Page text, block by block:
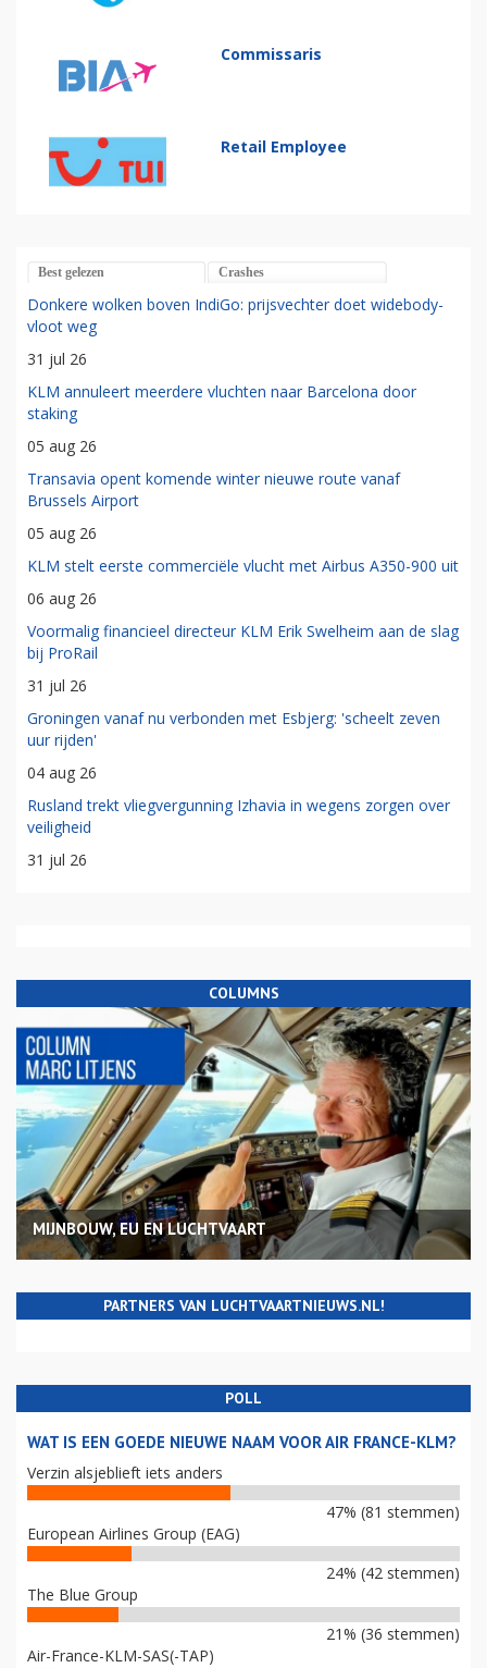
Commissaris
Retail Employee
Best gelezen Crashes
Donkere wolken boven IndiGo: prijsvechter doet widebody-
vloot weg
31 jul 26
KLM annuleert meerdere vluchten naar Barcelona door
staking
05 aug 26
Transavia opent komende winter nieuwe route vanaf
Brussels Airport
05 aug 26
KLM stelt eerste commerciële vlucht met Airbus A350-900 uit
06 aug 26
Voormalig financieel directeur KLM Erik Swelheim aan de slag
bij ProRail
31 jul 26
Groningen vanaf nu verbonden met Esbjerg: 'scheelt zeven
uur rijden'
04 aug 26
Rusland trekt vliegvergunning Izhavia in wegens zorgen over
veiligheid
31 jul 26
COLUMNS
MIJNBOUW, EU EN LUCHTVAART
PARTNERS VAN LUCHTVAARTNIEUWS.NL!
POLL
WAT IS EEN GOEDE NIEUWE NAAM VOOR AIR FRANCE-KLM?
Verzin alsjeblieft iets anders
47% (81 stemmen)
European Airlines Group (EAG)
24% (42 stemmen)
The Blue Group
21% (36 stemmen)
Air-France-KLM-SAS(-TAP)